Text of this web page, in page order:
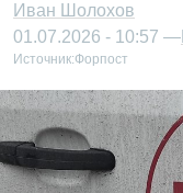
Иван Шолохов
01.07.2026 - 10:57 —
Источник:Форпост